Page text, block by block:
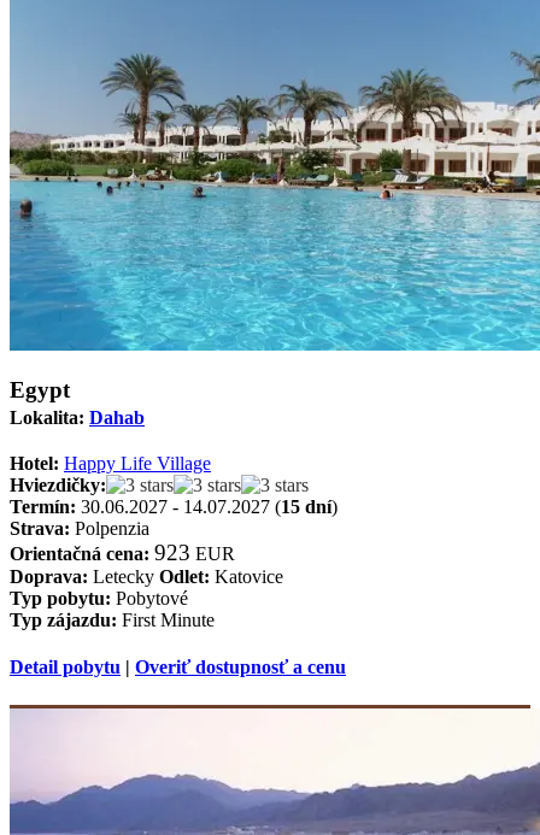
Egypt
Lokalita: Dahab
Hotel: Happy Life Village
Hviezdičky:
Termín: 30.06.2027 - 14.07.2027 (15 dní)
Strava: Polpenzia
Orientačná cena: 923 EUR
Doprava: Letecky Odlet: Katovice
Typ pobytu: Pobytové
Typ zájazdu: First Minute
Detail pobytu | Overiť dostupnosť a cenu